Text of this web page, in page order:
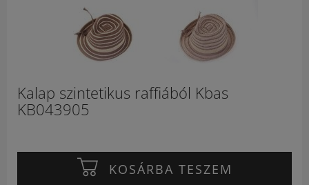
Kalap szintetikus raffiából Kbas
KB043905
KOSÁRBA TESZEM